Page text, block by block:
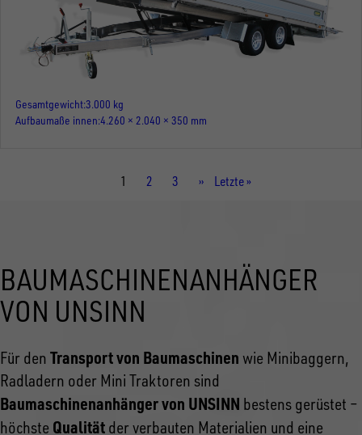
Gesamtgewicht3.000 kg
Aufbaumaße innen 4.260 × 2.040 × 350 mm
Aktuelle
1 Seite
2 Seite
3
Nächste
››
Letzte
Letzte »
BAUMASCHINENANHÄNGER
VON UNSINN
Für den Transport von Baumaschinen wie Minibaggern,
Radladern oder Mini Traktoren sind
Baumaschinenanhänger von UNSINN bestens gerüstet –
höchste Qualität der verbauten Materialien und eine